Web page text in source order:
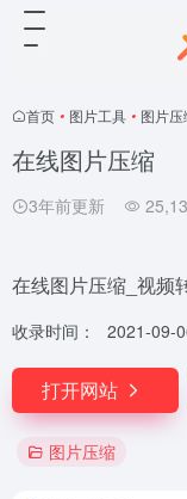
首页 • 图片工具 • 图片压
在线图片压缩
3年前更新
在线图片压缩_视频
收录时间： 2021-09-
打开网站
图片压缩